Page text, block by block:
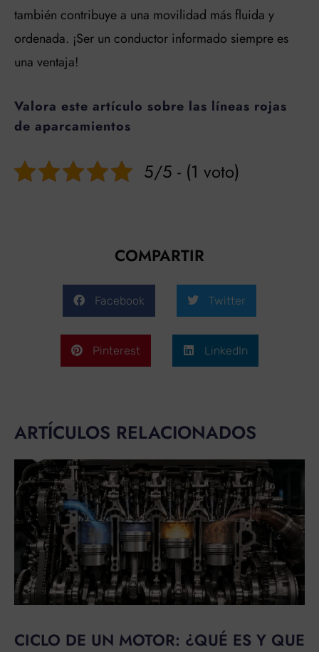
también contribuye a una movilidad más fluida y
ordenada. ¡Ser un conductor informado siempre es
una ventaja!
Valora este artículo sobre las líneas rojas
de aparcamientos
5/5 - (1 voto)
COMPARTIR
Facebook Twitter
Pinterest LinkedIn
ARTÍCULOS RELACIONADOS
CICLO DE UN MOTOR: ¿QUÉ ES Y QUE